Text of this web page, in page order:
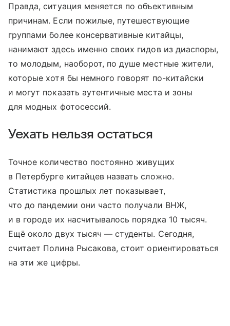
Правда, ситуация меняется по объективным
причинам. Если пожилые, путешествующие
группами более консервативные китайцы,
нанимают здесь именно своих гидов из диаспоры,
то молодым, наоборот, по душе местные жители,
которые хотя бы немного говорят по-китайски
и могут показать аутентичные места и зоны
для модных фотосессий.
Уехать нельзя остаться
Точное количество постоянно живущих
в Петербурге китайцев назвать сложно.
Статистика прошлых лет показывает,
что до пандемии они часто получали ВНЖ,
и в городе их насчитывалось порядка 10 тысяч.
Ещё около двух тысяч — студенты. Сегодня,
считает Полина Рысакова, стоит ориентироваться
на эти же цифры.